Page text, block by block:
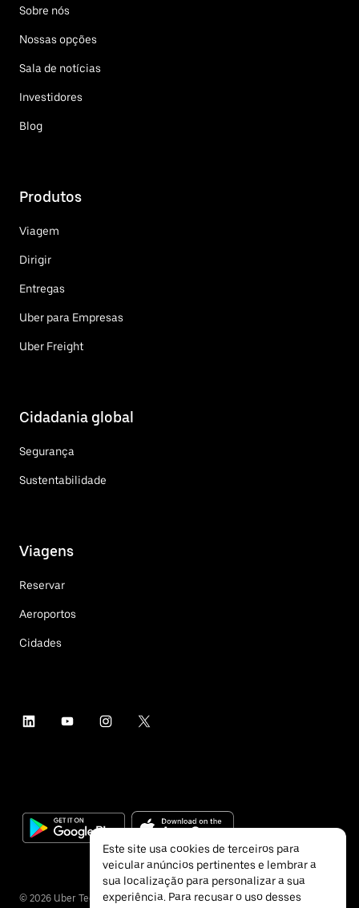
Sobre nós
Nossas opções
Sala de notícias
Investidores
Blog
Produtos
Viagem
Dirigir
Entregas
Uber para Empresas
Uber Freight
Cidadania global
Segurança
Sustentabilidade
Viagens
Reservar
Aeroportos
Cidades
© 2026 Uber Technologies Inc.
Este site usa cookies de terceiros para
veicular anúncios pertinentes e lembrar a
sua localização para personalizar a sua
experiência. Para recusar o uso desses